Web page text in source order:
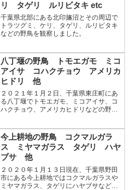
リ タゲリ ルリビタキ etc
千葉県北部にある北印旛沼とその周辺で
トラツグミ、ケリ、タゲリ、ルリビタキ
などの野鳥を観察しました。
八丁堰の野鳥 トモエガモ ミコ
アイサ コハクチョウ アメリカ
ヒドリ 他
２０２１年１月２日、千葉県東庄町にあ
る八丁堰でトモエガモ、ミコアイサ、コ
ハクチョウ、アメリカヒドリなどの野鳥
今上耕地の野鳥 コクマルガラ
ス ミヤマガラス タゲリ ハヤ
ブサ 他
２０２０年１月１３日現在、千葉県野田
市にある今上耕地ではコクマルガラスや
ミヤマガラス、タゲリにハヤブサなどの